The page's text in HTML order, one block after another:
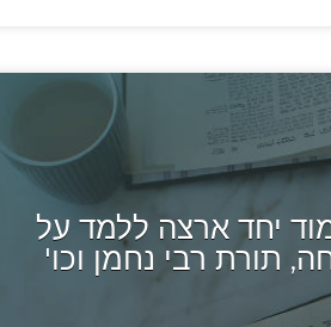
יחד ארצה ללמד על
תורת רבי נחמן וכו'